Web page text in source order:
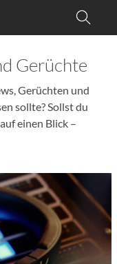
Gerüchte
Gerüchten und
sollte? Sollst du
einen Blick –